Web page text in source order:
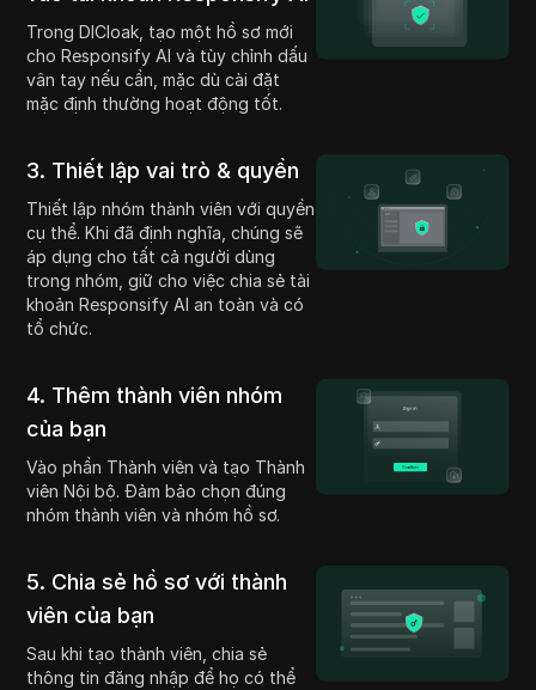
Trong DICloak, tạo một hồ sơ mới
cho Responsify AI và tùy chỉnh dấu
vân tay nếu cần, mặc dù cài đặt
mặc định thường hoạt động tốt.
3. Thiết lập vai trò & quyền
Thiết lập nhóm thành viên với quyền
cụ thể. Khi đã định nghĩa, chúng sẽ
áp dụng cho tất cả người dùng
trong nhóm, giữ cho việc chia sẻ tài
khoản Responsify AI an toàn và có
tổ chức.
4. Thêm thành viên nhóm
của bạn
Vào phần Thành viên và tạo Thành
viên Nội bộ. Đảm bảo chọn đúng
nhóm thành viên và nhóm hồ sơ.
5. Chia sẻ hồ sơ với thành
viên của bạn
Sau khi tạo thành viên, chia sẻ
thông tin đăng nhập để họ có thể